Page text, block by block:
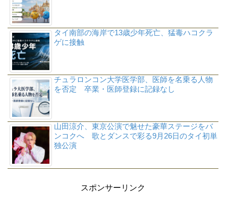
タイ南部の海岸で13歳少年死亡、猛毒ハコクラ
ゲに接触
チュラロンコン大学医学部、医師を名乗る人物
を否定 卒業・医師登録に記録なし
山田涼介、東京公演で魅せた豪華ステージをバ
ンコクへ 歌とダンスで彩る9月26日のタイ初単
独公演
スポンサーリンク